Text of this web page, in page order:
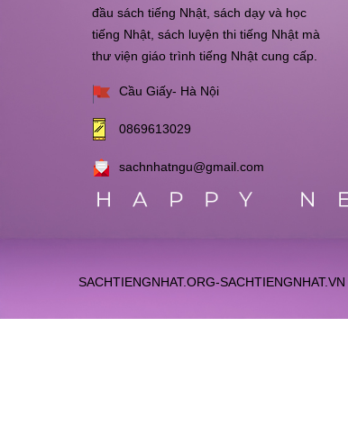
đầu sách tiếng Nhật, sách dạy và học
tiếng Nhật, sách luyện thi tiếng Nhật mà
thư viện giáo trình tiếng Nhật cung cấp.
Cầu Giấy- Hà Nội
0869613029
sachnhatngu@gmail.com
SACHTIENGNHAT.ORG-SACHTIENGNHAT.VN